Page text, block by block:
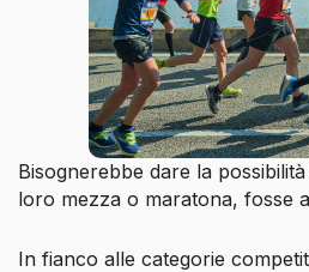
Bisognerebbe dare la
loro mezza o maratona, fosse
In fianco alle categorie